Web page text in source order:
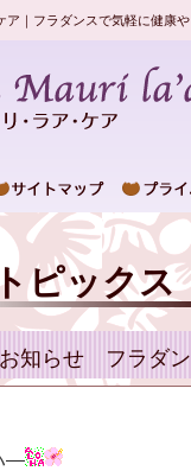
ア｜フラダンスで気軽に健
ピックス
知らせ フラダ
―